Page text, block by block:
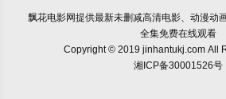
飘花电影网提供最新未删减高清电影、动漫动
全集免费在线观看
Copyright © 2019 jinhantukj.com All
湘ICP备30001526号